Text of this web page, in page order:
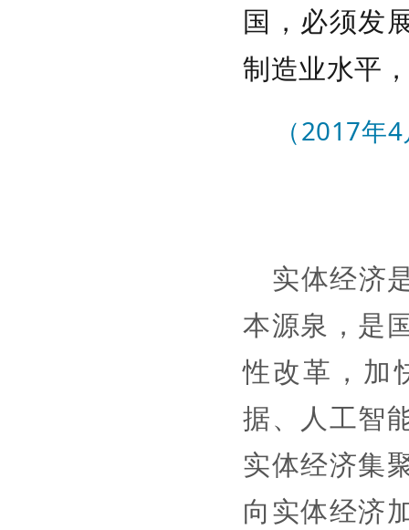
国，必须发
制造业水平
（2017年
实体经济
本源泉，是
性改革，加
据、人工智
实体经济集
向实体经济